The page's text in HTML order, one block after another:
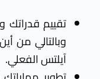
تقييم قدراتك
وبالتالي من
آيلتس الفعلي.